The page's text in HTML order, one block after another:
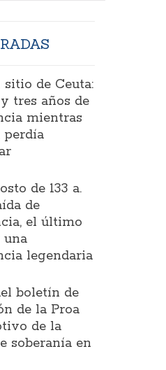
de Ceuta:
tres años de
mientras
perdía
de 133 a.
de
el último
una
legendaria
boletín de
de la Proa
de la
soberanía en